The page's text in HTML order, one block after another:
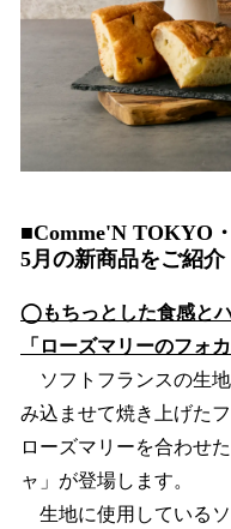
■Comme'N TOKYO
5月の新商品をご紹介
◯もちっとした食感と
「ローズマリーのフォ
ソフトフランスの生
み込ませて焼き上げた
ローズマリーを合わせ
ャ」が登場します。
生地に使用している